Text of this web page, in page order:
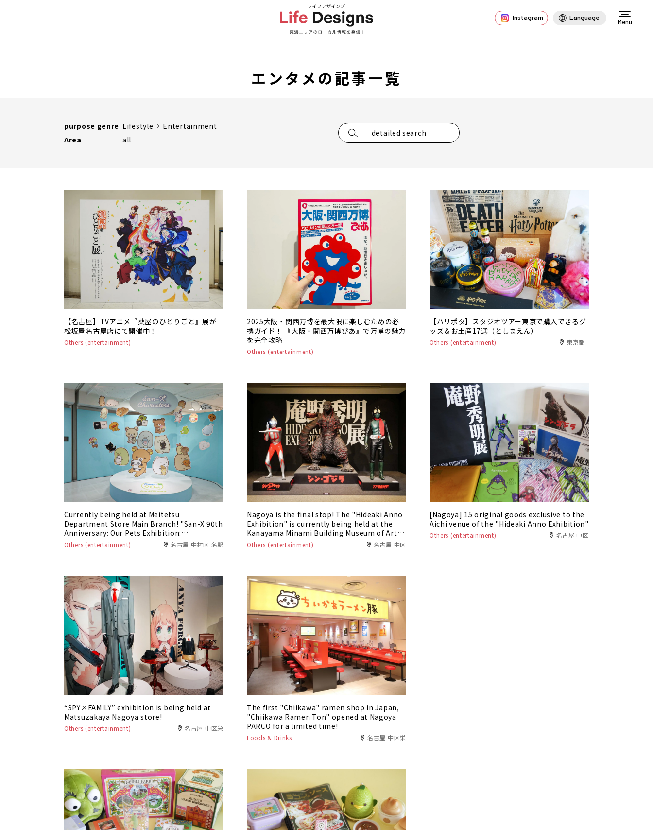
Instagram Language
Menu
エンタメの記事一覧
purpose genre Lifestyle
Entertainment
Area
all
detailed search
【名古屋】TVアニメ『薬屋のひとりごと』展が
松坂屋名古屋店にて開催中！
Others (entertainment)
2025大阪・関西万博を最大限に楽しむための必
携ガイド！ 『大阪・関西万博ぴあ』で万博の魅力
を完全攻略
Others (entertainment)
【ハリポタ】スタジオツアー東京で購入できるグ
ッズ＆お土産17選（としまえん）
Others (entertainment) 東京都
Currently being held at Meitetsu
Department Store Main Branch! "San-X 90th
Anniversary: Our Pets Exhibition:
Tarepanda, Rilakkuma, Sumikko Gurashi -
The Story of Where Everyone Was Born"
Others (entertainment) 名古屋 中村区 名駅
Nagoya is the final stop! The "Hideaki Anno
Exhibition" is currently being held at the
Kanayama Minami Building Museum of Art
(formerly the Nagoya Boston Museum of
Fine Arts)!
Others (entertainment) 名古屋 中区
[Nagoya] 15 original goods exclusive to the
Aichi venue of the "Hideaki Anno Exhibition"
Others (entertainment) 名古屋 中区
“SPY×FAMILY” exhibition is being held at
Matsuzakaya Nagoya store!
Others (entertainment) 名古屋 中区栄
The first "Chiikawa" ramen shop in Japan,
"Chiikawa Ramen Ton" opened at Nagoya
PARCO for a limited time!
Foods & Drinks 名古屋 中区栄